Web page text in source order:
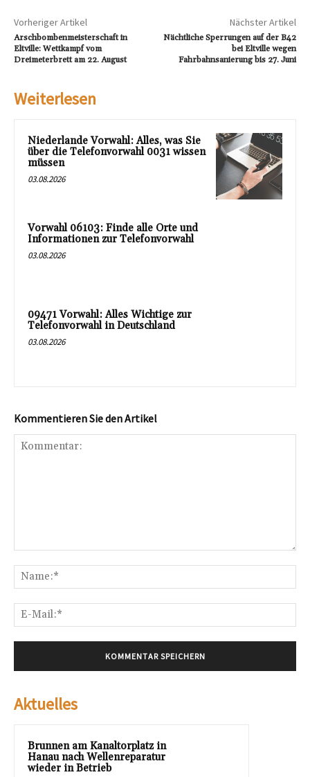
Vorheriger Artikel
Arschbombenmeisterschaft in
Eltville: Wettkampf vom
Dreimeterbrett am 22. August
Nächster Artikel
Nächtliche Sperrungen auf der B42
bei Eltville wegen
Fahrbahnsanierung bis 27. Juni
Weiterlesen
Niederlande Vorwahl: Alles, was Sie
über die Telefonvorwahl 0031 wissen
müssen
03.08.2026
Vorwahl 06103: Finde alle Orte und
Informationen zur Telefonvorwahl
03.08.2026
09471 Vorwahl: Alles Wichtige zur
Telefonvorwahl in Deutschland
03.08.2026
Kommentieren Sie den Artikel
Aktuelles
Brunnen am Kanaltorplatz in
Hanau nach Wellenreparatur
wieder in Betrieb